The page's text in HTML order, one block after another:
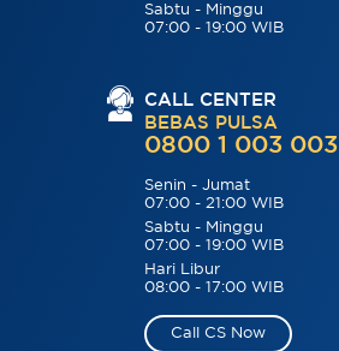
Sabtu - Minggu
07:00 - 19:00 WIB
CALL CENTER
BEBAS PULSA
0800 1 003 003
Senin - Jumat
07:00 - 21:00 WIB
Sabtu - Minggu
07:00 - 19:00 WIB
Hari Libur
08:00 - 17:00 WIB
Call CS Now